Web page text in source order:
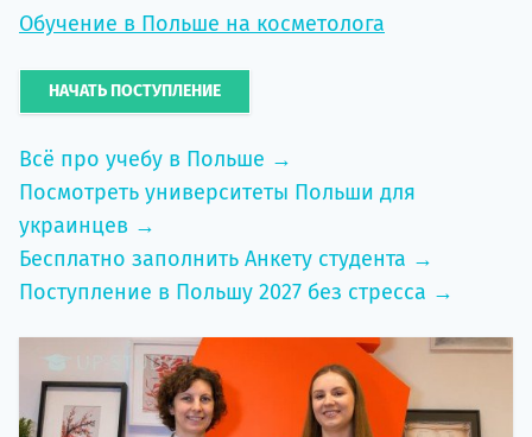
Обучение в Польше на косметолога
НАЧАТЬ ПОСТУПЛЕНИЕ
Всё про учебу в Польше →
Посмотреть университеты Польши для
украинцев →
Бесплатно заполнить Анкету студента →
Поступление в Польшу 2027 без стресса →